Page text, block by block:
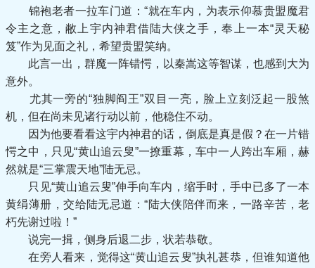
锦袍老者一拉车门道：“就在车内，为表示仰慕贵盟魔君
令主之意，敝上宇内神君借陆大侠之手，奉上一本“灵天秘
笈”作为见面之礼，希望贵盟笑纳。
此言一出，群魔一阵错愕，以秦嵩这等智谋，也感到大为
意外。
尤其一旁的“独脚阎王”双目一亮，脸上立刻泛起一股煞
机，但在尚未见诸行动以前，他稳住不动。
因为他要看看这宇内神君的话，倒底是真是假？在一片错
愕之中，只见“黄山追云叟”一撩重幕，车中一人跨出车厢，赫
然就是“三掌震天地”陆无忌。
只见“黄山追云叟”伸手向车内，缩手时，手中已多了一本
黄绢薄册，交给陆无忌道：“陆大侠陪伴而来，一路辛苦，老
朽先谢过啦！”
说完一揖，侧身后退二步，状若恭敬。
在旁人看来，觉得这“黄山追云叟”执礼甚恭，但谁知道他